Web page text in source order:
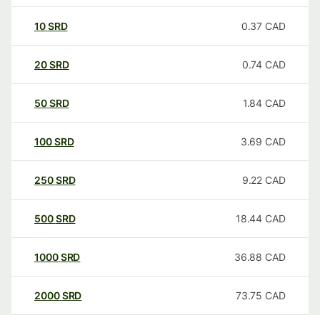
10SRD 0.37 CAD
20SRD 0.74 CAD
50SRD 1.84 CAD
100SRD 3.69 CAD
250SRD 9.22 CAD
500SRD 18.44 CAD
1000SRD 36.88 CAD
2000SRD 73.75 CAD